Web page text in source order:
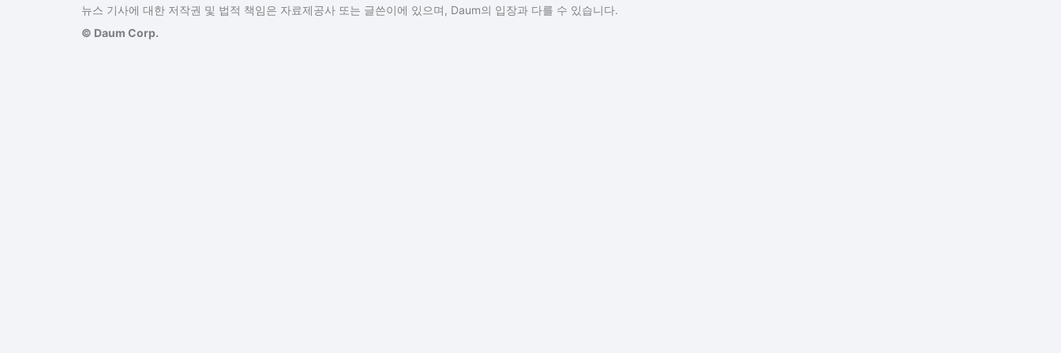
뉴스 기사에 대한 저작권 및 법적 책임은 자료제공사 또는 글쓴이에 있으며, Daum의 입장과 다를 수 있습니다.
© Daum Corp.